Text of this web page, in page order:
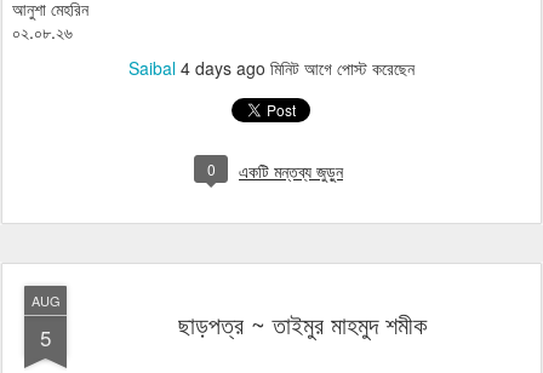
আনুশা মেহরিন
০২.০৮.২৬
Saibal 4 days ago মিনিট আগে পোস্ট করেছেন
0 একটি মন্তব্য জুড়ুন
AUG
5 ছাড়পত্র ~ তাইমুর মাহমুদ শমীক